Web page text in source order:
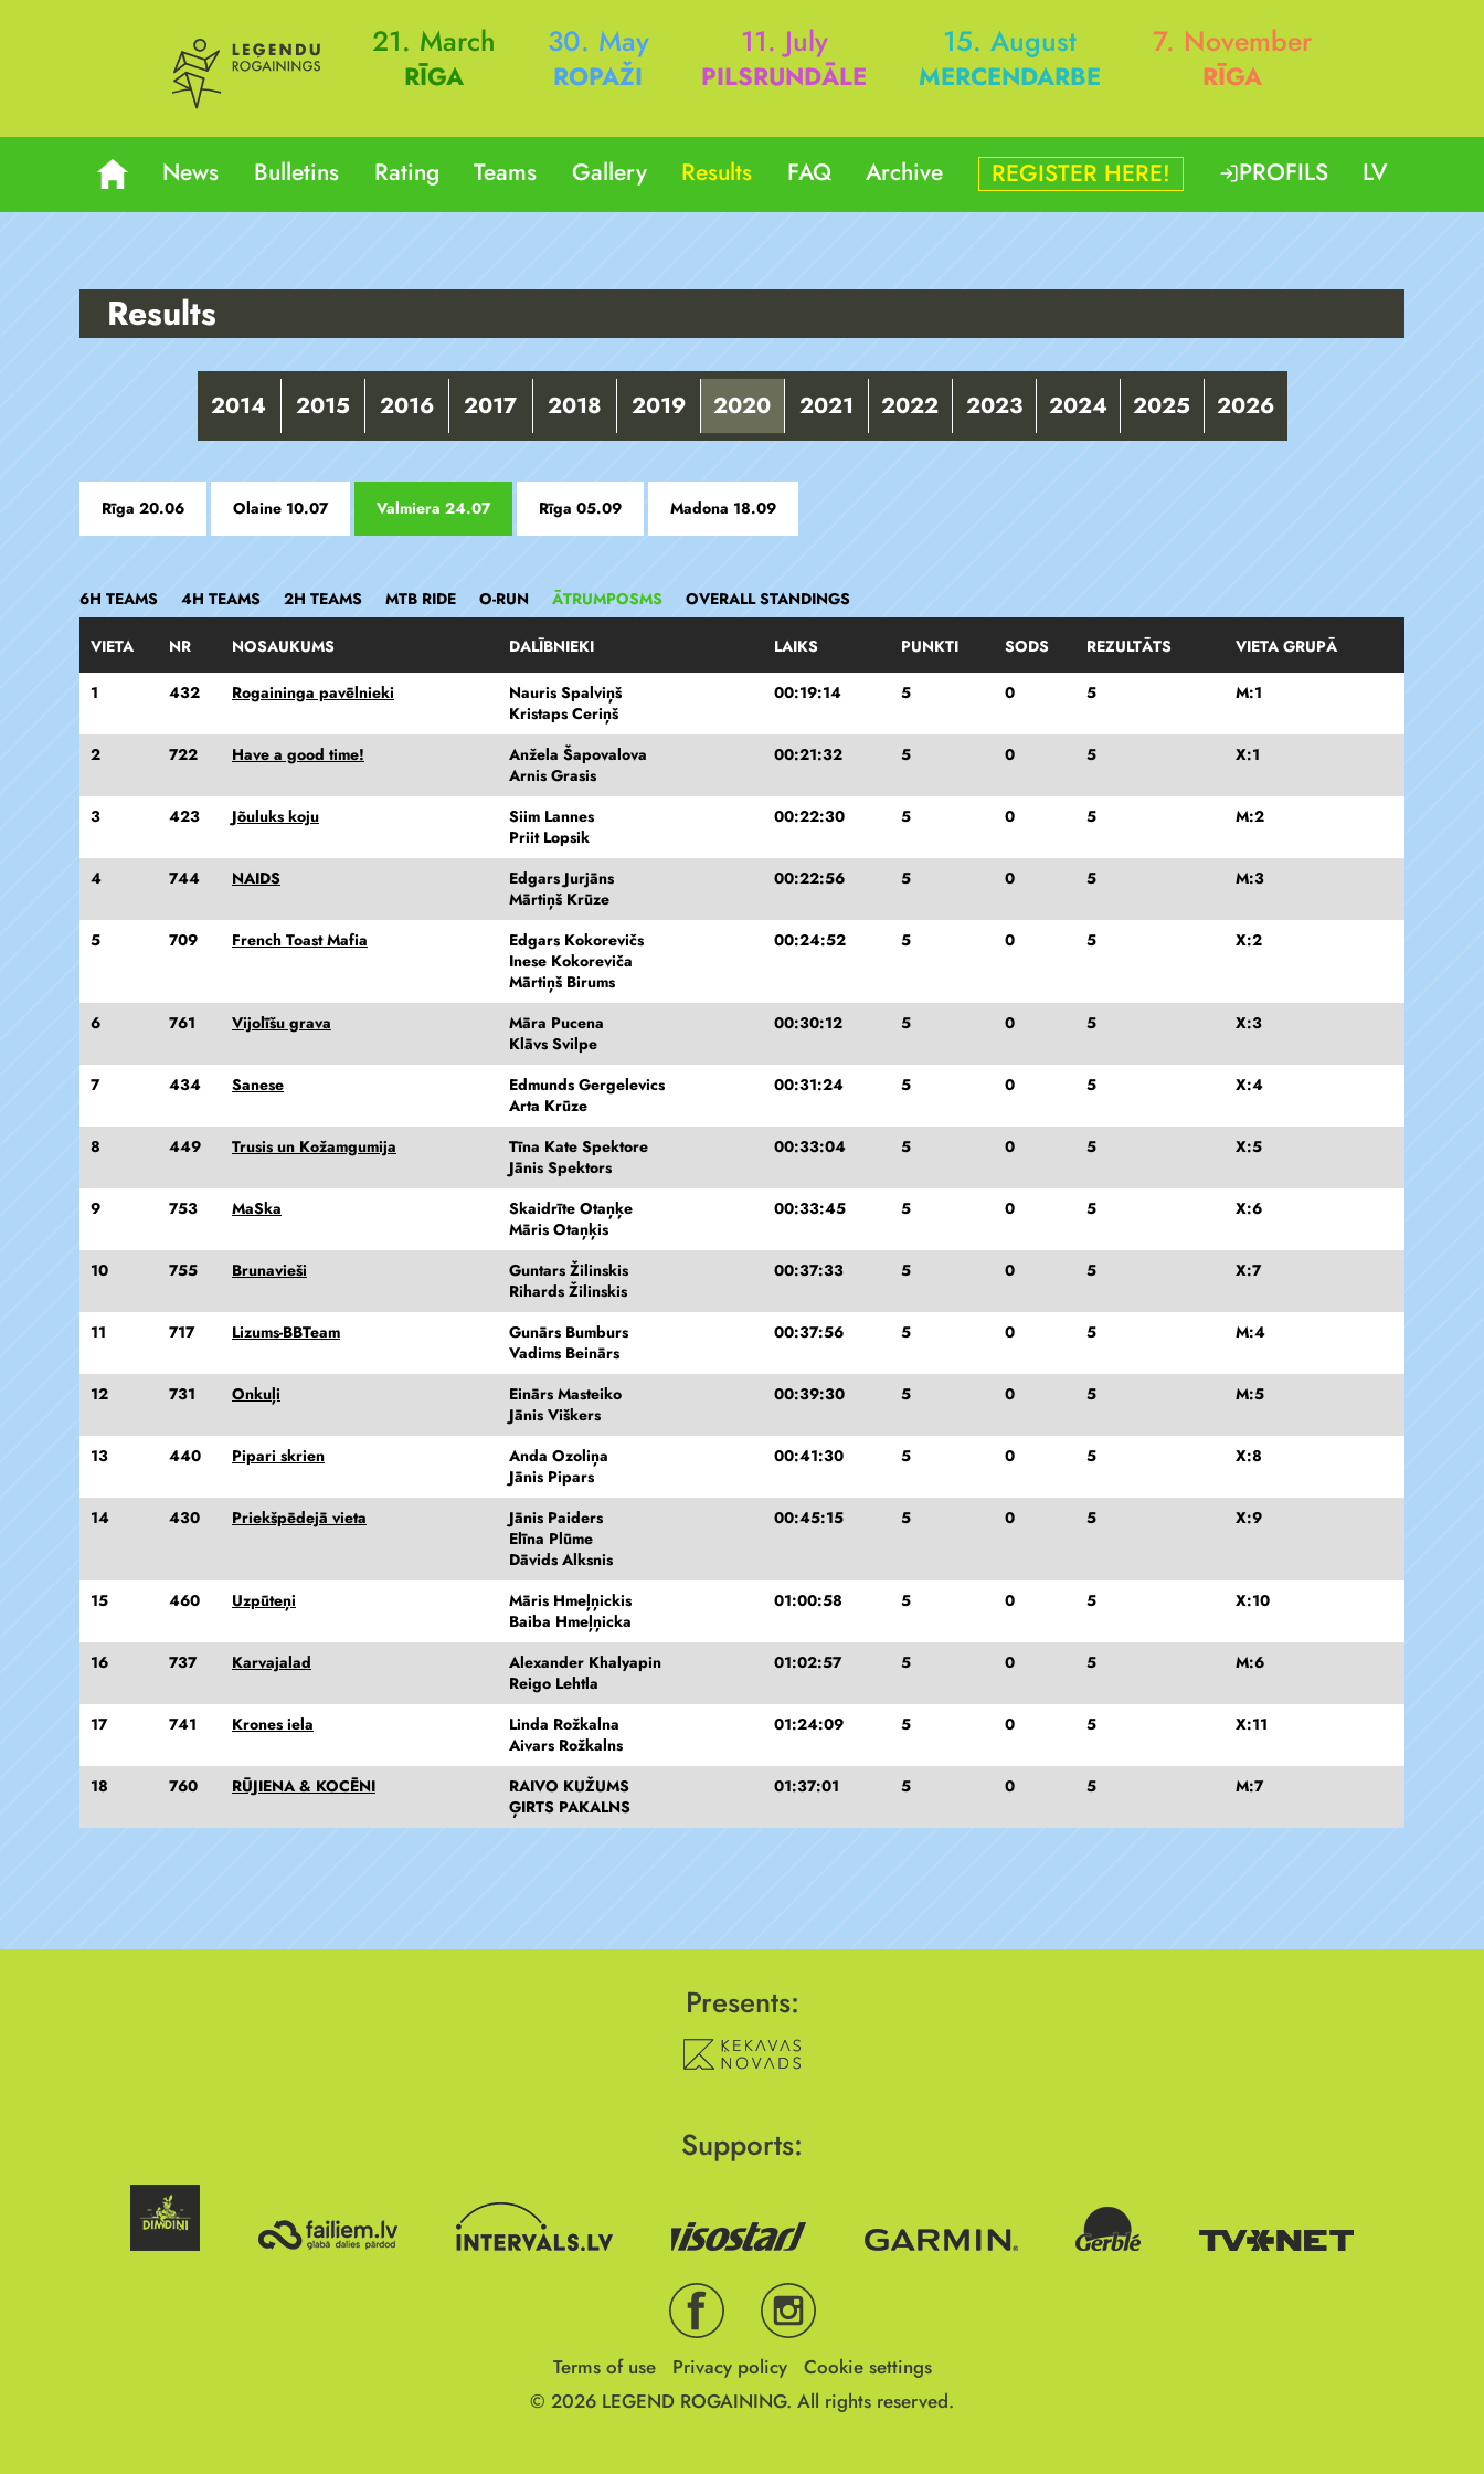
21. March
RĪGA
30. May
ROPAŽI
11. July
PILSRUNDĀLE
15. August
MERCENDARBE
7. November
RĪGA
News Bulletins Rating Teams Gallery Results FAQ Archive REGISTER HERE! PROFILS LV
Results
2014 2015 2016 2017 2018 2019 2020 2021 2022 2023 2024 2025 2026
Rīga 20.06 Olaine 10.07 Valmiera 24.07 Rīga 05.09 Madona 18.09
6H TEAMS 4H TEAMS 2H TEAMS MTB RIDE O-RUN ĀTRUMPOSMS OVERALL STANDINGS
VIETA NR NOSAUKUMS DALĪBNIEKI LAIKS PUNKTI SODS REZULTĀTS VIETA GRUPĀ
1 432 Rogaininga pavēlnieki
Nauris Spalviņš
Kristaps Ceriņš
00:19:14 5 0 5 M:1
2 722 Have a good time!
Anžela Šapovalova
Arnis Grasis
00:21:32 5 0 5 X:1
3 423 Jõuluks koju
Siim Lannes
Priit Lopsik
00:22:30 5 0 5 M:2
4 744 NAIDS
Edgars Jurjāns
Mārtiņš Krūze
00:22:56 5 0 5 M:3
5 709 French Toast Mafia
Edgars Kokorevičs
Inese Kokoreviča
Mārtiņš Birums
00:24:52 5 0 5 X:2
6 761 Vijolīšu grava
Māra Pucena
Klāvs Svilpe
00:30:12 5 0 5 X:3
7 434 Sanese
Edmunds Gergelevics
Arta Krūze
00:31:24 5 0 5 X:4
8 449 Trusis un Kožamgumija
Tīna Kate Spektore
Jānis Spektors
00:33:04 5 0 5 X:5
9 753 MaSka
Skaidrīte Otaņķe
Māris Otaņķis
00:33:45 5 0 5 X:6
10 755 Brunavieši
Guntars Žilinskis
Rihards Žilinskis
00:37:33 5 0 5 X:7
11 717 Lizums-BBTeam
Gunārs Bumburs
Vadims Beinārs
00:37:56 5 0 5 M:4
12 731 Onkuļi
Einārs Masteiko
Jānis Viškers
00:39:30 5 0 5 M:5
13 440 Pipari skrien
Anda Ozoliņa
Jānis Pipars
00:41:30 5 0 5 X:8
14 430 Priekšpēdejā vieta
Jānis Paiders
Elīna Plūme
Dāvids Alksnis
00:45:15 5 0 5 X:9
15 460 Uzpūteņi
Māris Hmeļņickis
Baiba Hmeļņicka
01:00:58 5 0 5 X:10
16 737 Karvajalad
Alexander Khalyapin
Reigo Lehtla
01:02:57 5 0 5 M:6
17 741 Krones iela
Linda Rožkalna
Aivars Rožkalns
01:24:09 5 0 5 X:11
18 760 RŪJIENA & KOCĒNI
RAIVO KUŽUMS
ĢIRTS PAKALNS
01:37:01 5 0 5 M:7
Presents:
Supports:
Terms of use Privacy policy
Cookie settings
© 2026 LEGEND ROGAINING. All rights reserved.